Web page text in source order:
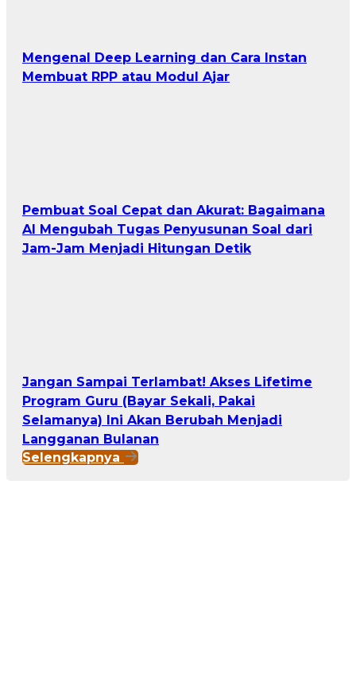
Mengenal Deep Learning dan Cara Instan
Membuat RPP atau Modul Ajar
Pembuat Soal Cepat dan Akurat: Bagaimana
AI Mengubah Tugas Penyusunan Soal dari
Jam-Jam Menjadi Hitungan Detik
Jangan Sampai Terlambat! Akses Lifetime
Program Guru (Bayar Sekali, Pakai
Selamanya) Ini Akan Berubah Menjadi
Langganan Bulanan
Selengkapnya